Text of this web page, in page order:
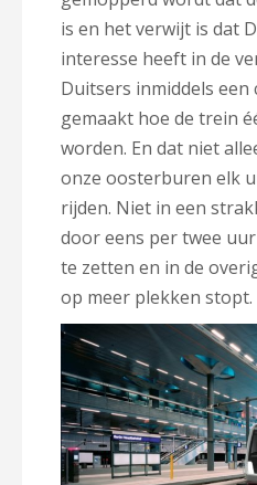
is en het verwijt is dat
interesse heeft in de
Duitsers inmiddels een
gemaakt hoe de trein
worden. En dat niet
onze oosterburen elk
rijden. Niet in een
door eens per twee
te zetten en in de
op meer plekken stopt.